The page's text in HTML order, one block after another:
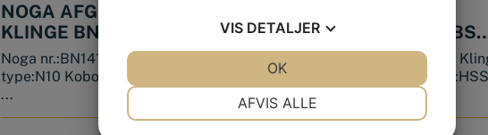
NOGA AFGRATER
KLINGE BN 1410
Noga nr.:BN1410 NOGA Klinge
type:N10 Kobolt Materiale:HSS
...
KLINGE HSS-TIN BS
2012
Noga nr.:BS2012 NOGA
type:S20 TIN Materiale:HSS
62-...
VIS DETALJER
AFVIS ALLE
OK